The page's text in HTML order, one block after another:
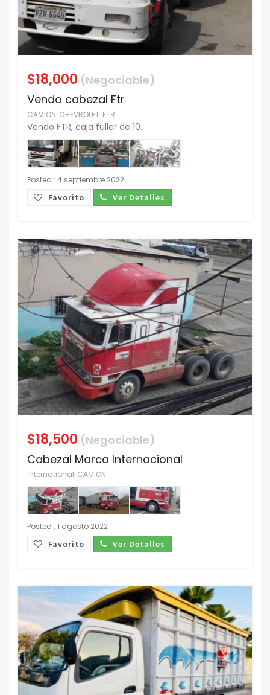
$18,000 (Negociable)
Vendo cabezal Ftr
CAMION CHEVROLET FTR
Vendo FTR, caja fuller de 10.
Posted : 4 septiembre 2022
Favorito Ver Detalles
$18,500 (Negociable)
Cabezal Marca Internacional
International CAMION
Posted : 1 agosto 2022
Favorito Ver Detalles